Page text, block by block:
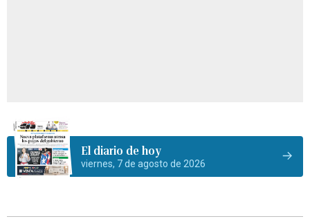
El diario de hoy
viernes, 7 de agosto de 2026